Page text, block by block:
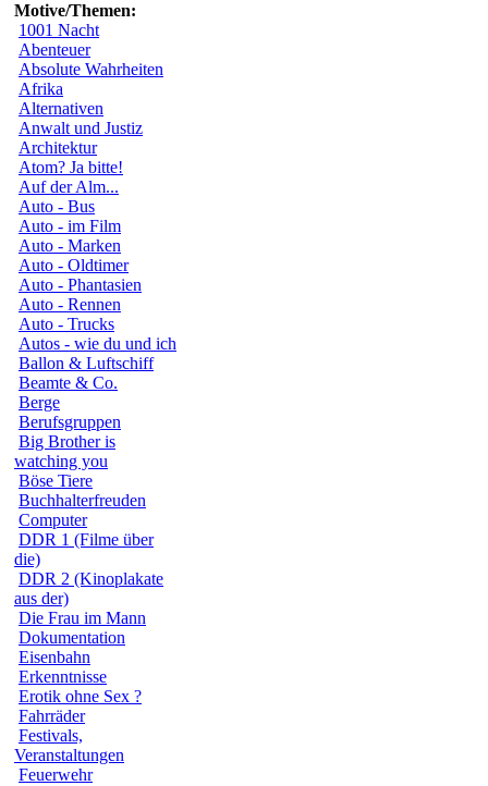
Motive/Themen:
1001 Nacht
Abenteuer
Absolute Wahrheiten
Afrika
Alternativen
Anwalt und Justiz
Architektur
Atom? Ja bitte!
Auf der Alm...
Auto - Bus
Auto - im Film
Auto - Marken
Auto - Oldtimer
Auto - Phantasien
Auto - Rennen
Auto - Trucks
Autos - wie du und ich
Ballon & Luftschiff
Beamte & Co.
Berge
Berufsgruppen
Big Brother is
watching you
Böse Tiere
Buchhalterfreuden
Computer
DDR 1 (Filme über
die)
DDR 2 (Kinoplakate
aus der)
Die Frau im Mann
Dokumentation
Eisenbahn
Erkenntnisse
Erotik ohne Sex ?
Fahrräder
Festivals,
Veranstaltungen
Feuerwehr